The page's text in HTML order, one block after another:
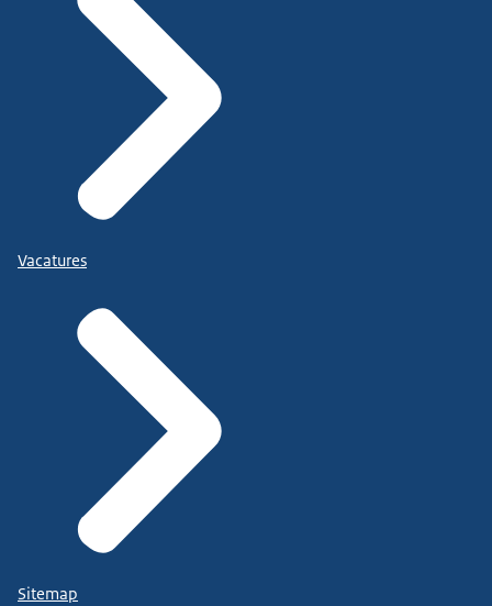
Vacatures
Sitemap